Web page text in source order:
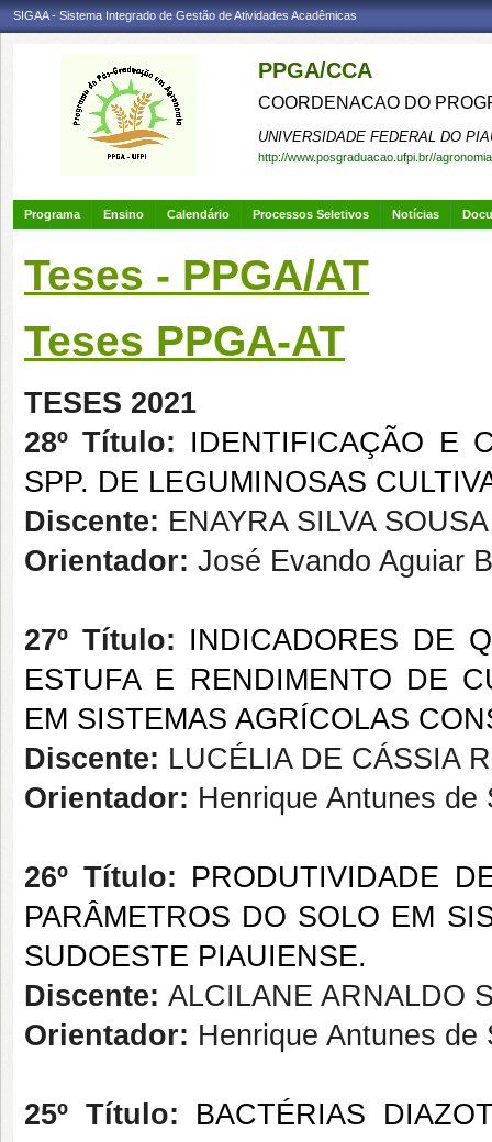
SIGAA - Sistema Integrado de Gestão de Atividades Acadêmicas
PPGA/CCA
COORDENACAO DO
UNIVERSIDADE FEDERAL DO
http://www.posgraduacao.ufpi.br//agronomia
Programa Ensino Calendário Processos Seletivos Notícias
Teses - PPGA/AT
Teses PPGA-AT
TESES 2021
28º Título: IDENTIFICAÇÃO E
SPP. DE LEGUMINOSAS
Discente: ENAYRA SILVA SOUSA
Orientador: José Evando Aguiar
27º Título: INDICADORES DE
ESTUFA E RENDIMENTO DE
EM SISTEMAS AGRÍCOLAS
Discente: LUCÉLIA DE CÁSSIA
Orientador: Henrique Antunes de
26º Título: PRODUTIVIDADE
PARÂMETROS DO SOLO EM
SUDOESTE PIAUIENSE.
Discente: ALCILANE ARNALDO
Orientador: Henrique Antunes de
25º Título: BACTÉRIAS